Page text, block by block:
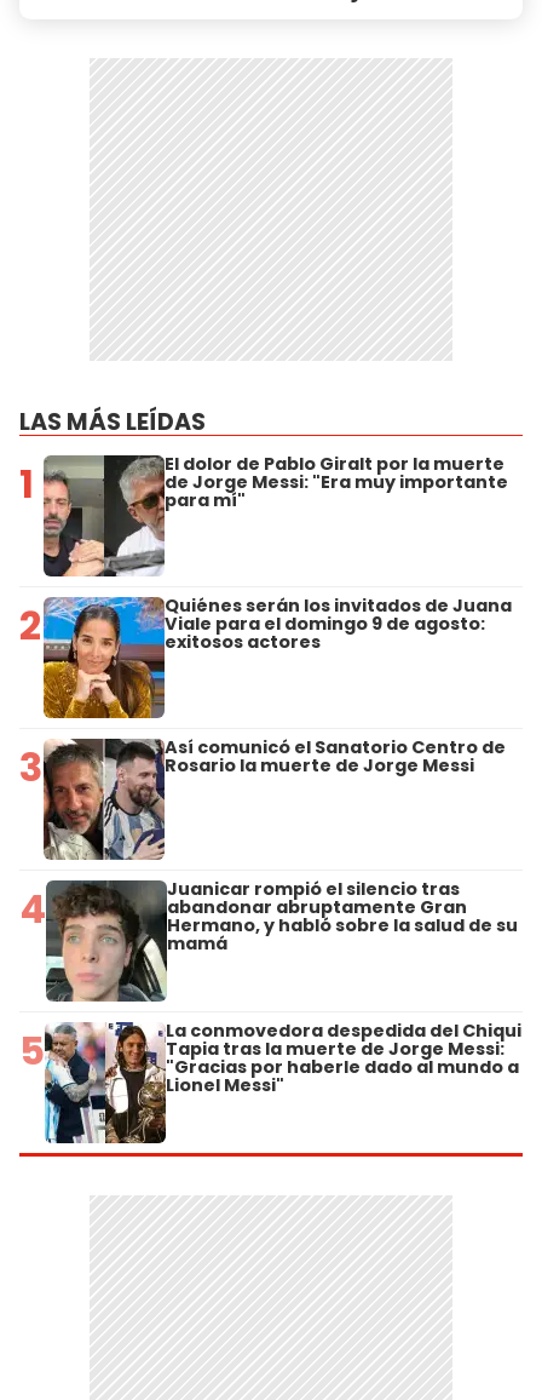
LAS MÁS LEÍDAS
1 El dolor de Pablo Giralt por la muerte
de Jorge Messi: "Era muy importante
para mí"
2 Quiénes serán los invitados de Juana
Viale para el domingo 9 de agosto:
exitosos actores
3 Así comunicó el Sanatorio Centro de
Rosario la muerte de Jorge Messi
4 Juanicar rompió el silencio tras
abandonar abruptamente Gran
Hermano, y habló sobre la salud de su
mamá
5 La conmovedora despedida del Chiqui
Tapia tras la muerte de Jorge Messi:
"Gracias por haberle dado al mundo a
Lionel Messi"